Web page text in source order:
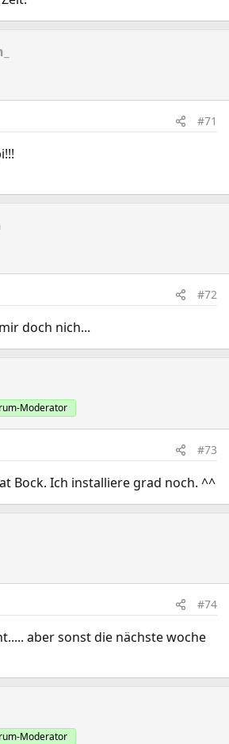
#71
#72
doch nich...
Moderator
#73
Bock. Ich installiere grad noch. ^^
#74
aber sonst die nächste woche
Moderator